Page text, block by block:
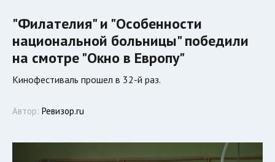
"Филателия" и "Особенности
национальной больницы" победили
на смотре "Окно в Европу"
Кинофестиваль прошел в 32-й раз.
Автор: Ревизор.ru